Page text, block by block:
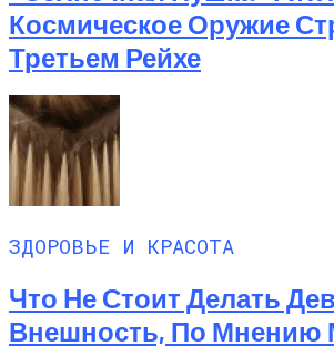
Космическое Оружие
Третьем Рейхе
ЗДОРОВЬЕ И КРАСОТА
Что Не Стоит Делать
Внешность, По Мнению